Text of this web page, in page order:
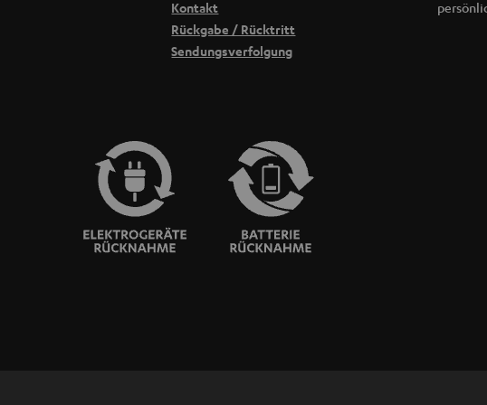
Kontakt
Rückgabe / Rücktritt
Sendungsverfolgung